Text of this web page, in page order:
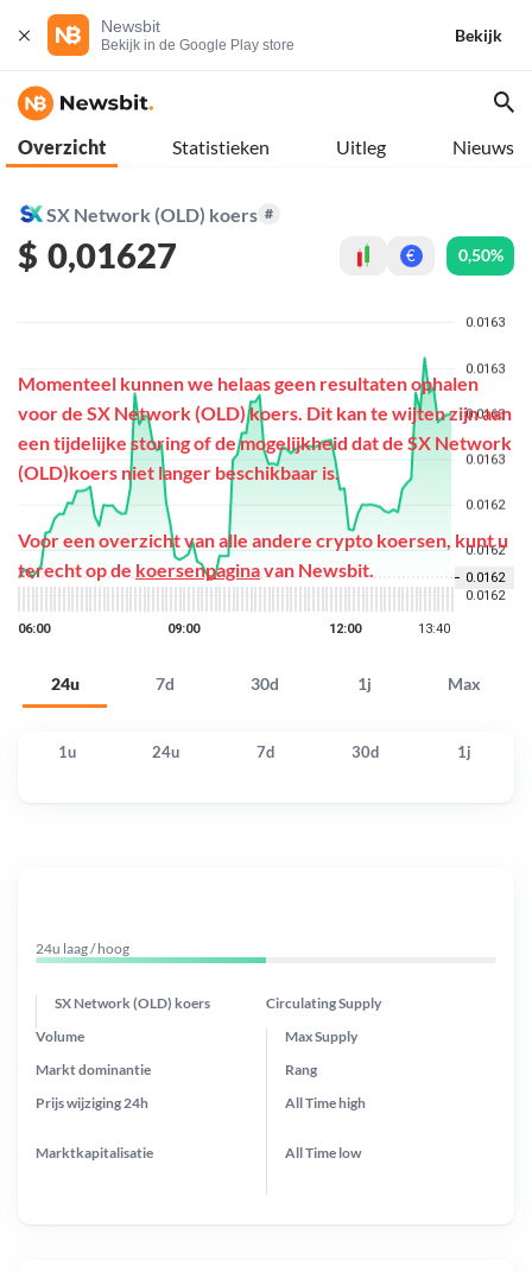
Newsbit
Bekijk in de Google Play store
Bekijk
Overzicht Statistieken Uitleg Nieuws
SX Network (OLD) koers #
$ 0,01627 € 0,50%
24u 7d 30d 1j Max
Momenteel kunnen we helaas geen resultaten ophalen
voor de SX Network (OLD) koers. Dit kan te wijten zijn aan
een tijdelijke storing of de mogelijkheid dat de SX Network
(OLD)koers niet langer beschikbaar is.
Voor een overzicht van alle andere crypto koersen, kunt u
terecht op de koersenpaginavan Newsbit.
1u 24u 7d 30d 1j
24u laag / hoog
SX Network (OLD) koers Circulating Supply
Prijs wijziging 24h
Max Supply
Markt dominantie
Marktkapitalisatie
Volume
Rang
All Timehigh
All Time low